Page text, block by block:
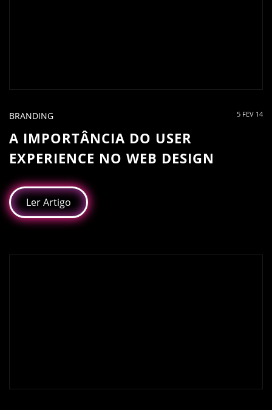
BRANDING 5 FEV 14
A IMPORTÂNCIA DO USER
EXPERIENCE NO WEB DESIGN
Ler Artigo